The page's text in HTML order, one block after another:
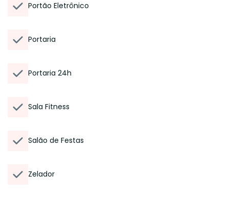
Portão Eletrônico
Portaria
Portaria 24h
Sala Fitness
Salão de Festas
Zelador